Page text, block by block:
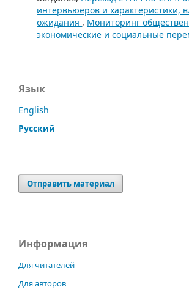
интервьюеров и характеристики,
ожидания , Мониторинг
экономические и социальные
Язык
English
Русский
Отправить материал
Информация
Для читателей
Для авторов